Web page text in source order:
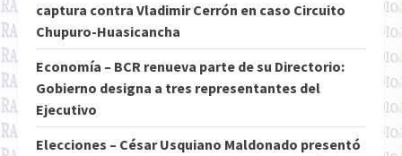
captura contra Vladimir Cerrón en caso Circuito
Chupuro-Huasicancha
Economía – BCR renueva parte de su Directorio:
Gobierno designa a tres representantes del
Ejecutivo
Elecciones – César Usquiano Maldonado presentó